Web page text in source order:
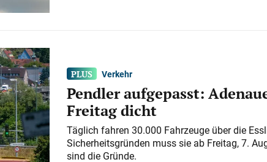
Verkehr
Pendler aufgepasst:
Freitag dicht
Täglich fahren 30.000 Fahrzeuge über die
Sicherheitsgründen muss sie ab Freitag, 7.
sind die Gründe.